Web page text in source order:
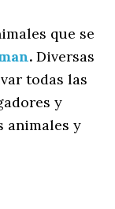
que se
. Diversas
todas las
y
animales y